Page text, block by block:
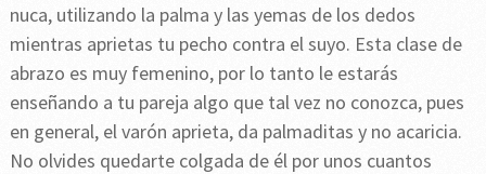
nuca, utilizando la palma y las yemas de los dedos
mientras aprietas tu pecho contra el suyo. Esta clase de
abrazo es muy femenino, por lo tanto le estarás
enseñando a tu pareja algo que tal vez no conozca, pues
en general, el varón aprieta, da palmaditas y no acaricia.
No olvides quedarte colgada de él por unos cuantos